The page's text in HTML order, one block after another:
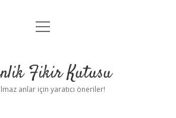
Anasayfa
Yasal Uyarı
menüyü
Fikir Kutusu
anlar için yaratıcı öneriler!